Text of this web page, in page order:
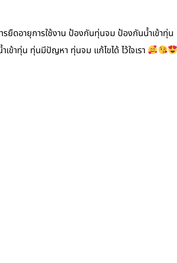
รยืดอายุการใช้งาน ป้องกันทุ่นจม ป้องกันน้ำเข้าทุ่น
าทุ่น ทุ่นมีปัญหา ทุ่นจม แก้ไขได้ ไว้ใจเรา